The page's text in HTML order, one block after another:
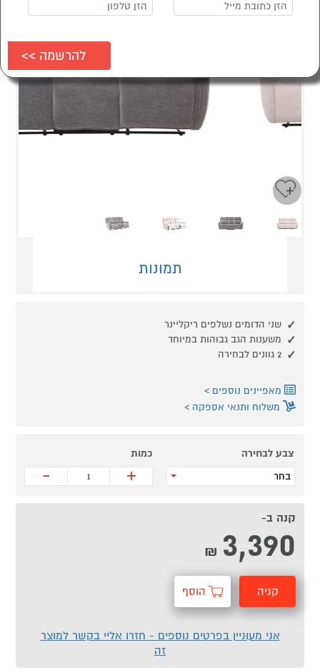
תמונות
שני הדומים נשלפים ריקליינר
משענות הגב גבוהות במיוחד
2 גוונים לבחירה
מאפיינים נוספים
משלוח ותנאי אספקה
צבע לבחירה
בחר
כמות
+
-
קנה ב-
3,390
₪
קניה הוסף
אני מעוניין בפרטים נוספים - חזרו אליי בקשר למוצר
זה